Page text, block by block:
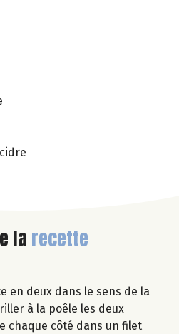
larecette
en deux dans le sens de la
à la poêle les deux
chaque côté dans un filet